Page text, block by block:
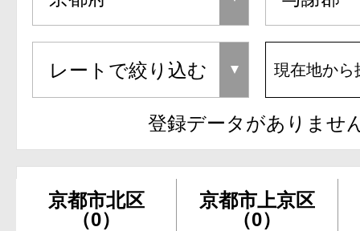
現在地から
登録データがありませ
京都市北区
（0）
京都市上京区
（0）